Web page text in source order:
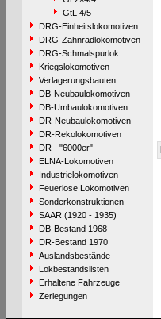
GtL 4/5
DRG-Einheitslokomotiven
DRG-Zahnradlokomotiven
DRG-Schmalspurlok.
Kriegslokomotiven
Verlagerungsbauten
DB-Neubaulokomotiven
DB-Umbaulokomotiven
DR-Neubaulokomotiven
DR-Rekolokomotiven
DR - "6000er"
ELNA-Lokomotiven
Industrielokomotiven
Feuerlose Lokomotiven
Sonderkonstruktionen
SAAR (1920 - 1935)
DB-Bestand 1968
DR-Bestand 1970
Auslandsbestände
Lokbestandslisten
Erhaltene Fahrzeuge
Zerlegungen